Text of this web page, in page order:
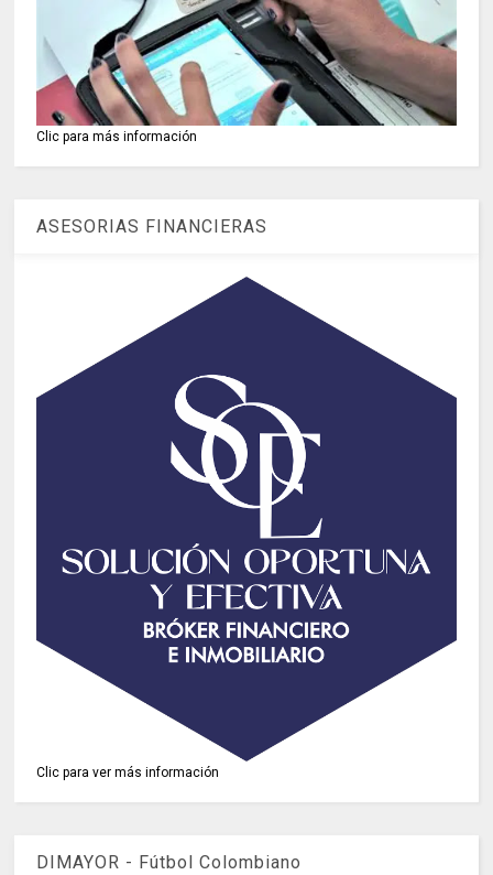
Clic para más información
ASESORIAS FINANCIERAS
Clic para ver más información
DIMAYOR - Fútbol Colombiano